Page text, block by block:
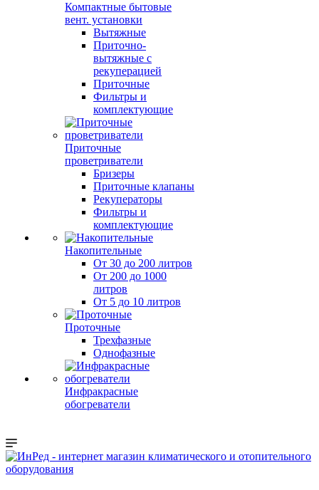
Компактные бытовые
вент. установки
Вытяжные
Приточно-
вытяжные с
рекуперацией
Приточные
Фильтры и
комплектующие
Приточные
проветриватели
Бризеры
Приточные клапаны
Рекуператоры
Фильтры и
комплектующие
Накопительные
От 30 до 200 литров
От 200 до 1000
литров
От 5 до 10 литров
Проточные
Трехфазные
Однофазные
Инфракрасные
обогреватели